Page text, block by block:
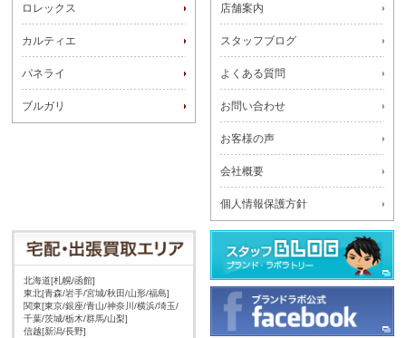
ロレックス
カルティエ
パネライ
ブルガリ
店舗案内
スタッフブログ
よくある質問
お問い合わせ
お客様の声
会社概要
個人情報保護方針
北海道[札幌/函館]
東北[青森/岩手/宮城/秋田/山形/福島]
関東[東京/銀座/青山/神奈川/横浜/埼玉/
千葉/茨城/栃木/群馬/山梨]
信越[新潟/長野]